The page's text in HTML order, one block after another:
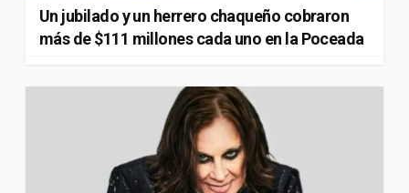
Un jubilado y un herrero chaqueño cobraron
más de $111 millones cada uno en la Poceada